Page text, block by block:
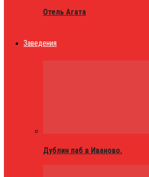
Отель Агата
Заведения
Дублин паб в Иваново.